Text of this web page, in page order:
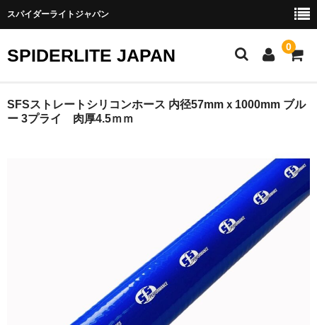
スパイダーライトジャパン
SPIDERLITE JAPAN 0
ホーム
SFSストレートシリコンホース 内径57mmｘ1000mm ブル
ー 3プライ 肉厚4.5ｍｍ